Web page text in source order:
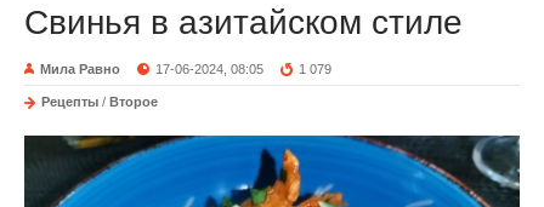
Свинья в азитайском стиле
Мила Равно 17-06-2024, 08:05 1 079
Рецепты / Второе